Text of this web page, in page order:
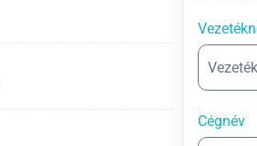
Cégnév